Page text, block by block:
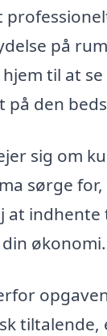
på
til at
den
sig om
sørge
at
økonomi.
tiltalende,